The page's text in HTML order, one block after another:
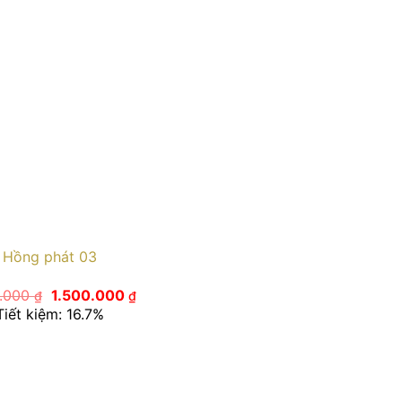
Hồng phát 03
₫ Giá
gốc
là:
1.500.000 ₫Giá
hiện
kiệm: 16.7%